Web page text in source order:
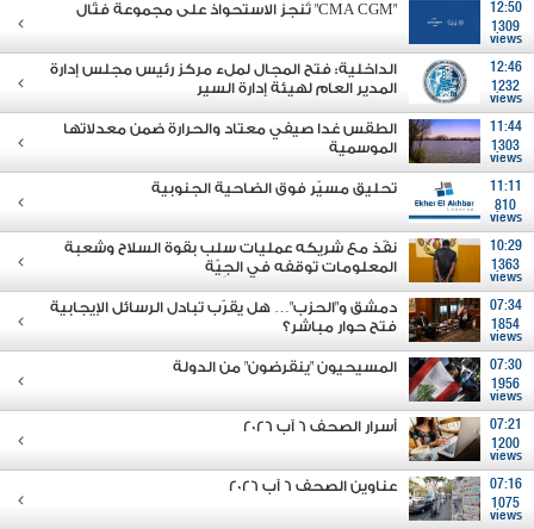
12:50
1309
views
"CMA CGM" تُنجز الاستحواذ على مجموعة فتّال
12:46
1232
views
الداخلية: فتح المجال لملء مركز رئيس مجلس إدارة
المدير العام لهيئة إدارة السير
11:44
1303
views
الطقس غدا صيفي معتاد والحرارة ضمن معدلاتها
الموسمية
11:11
810
views
تحليق مسيّر فوق الضاحية الجنوبية
10:29
1363
views
نفّذ مع شريكه عمليات سلب بقوة السلاح وشعبة
المعلومات توقفه في الجِيّة
07:34
1854
views
دمشق و"الحزب"… هل يقرّب تبادل الرسائل الإيجابية
فتح حوار مباشر؟
07:30
1956
views
المسيحيون "ينقرضون" من الدولة
07:21
1200
views
أسرار الصحف 6 آب 2026
07:16
1075
views
عناوين الصحف 6 آب 2026